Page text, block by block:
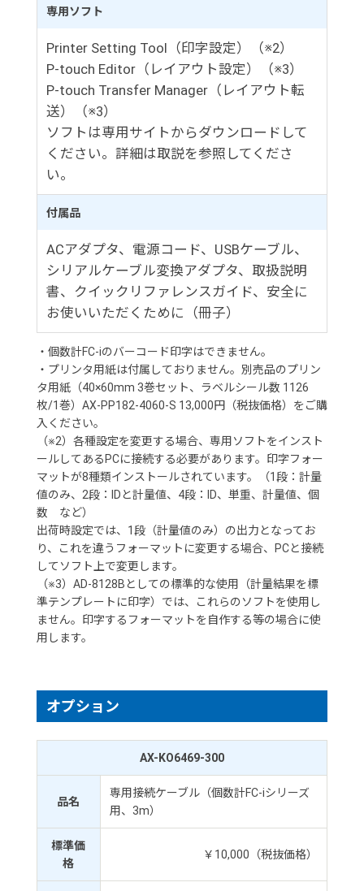
専用ソフト
Printer Setting Tool（印字設定）（※2）
P-touch Editor（レイアウト設定）（※3）
P-touch Transfer Manager（レイアウト転
送）（※3）
ソフトは専用サイトからダウンロードして
ください。詳細は取説を参照してくださ
い。
付属品
ACアダプタ、電源コード、USBケーブル、
シリアルケーブル変換アダプタ、取扱説明
書、クイックリファレンスガイド、安全に
お使いいただくために（冊子）
・個数計FC-iのバーコード印字はできません。
・プリンタ用紙は付属しておりません。別売品のプリン
タ用紙（40×60mm 3巻セット、ラベルシール数 1126
枚/1巻）AX-PP182-4060-S 13,000円（税抜価格）をご購
入ください。
（※2）各種設定を変更する場合、専用ソフトをインスト
ールしてあるPCに接続する必要があります。印字フォー
マットが8種類インストールされています。（1段：計量
値のみ、2段：IDと計量値、4段：ID、単重、計量値、個
数 など）
出荷時設定では、1段（計量値のみ）の出力となってお
り、これを違うフォーマットに変更する場合、PCと接続
してソフト上で変更します。
（※3）AD-8128Bとしての標準的な使用（計量結果を標
準テンプレートに印字）では、これらのソフトを使用し
ません。印字するフォーマットを自作する等の場合に使
用します。
オプション
AX-KO6469-300
品名
専用接続ケーブル（個数計FC-iシリーズ
用、3m）
標準価
格
￥10,000（税抜価格）